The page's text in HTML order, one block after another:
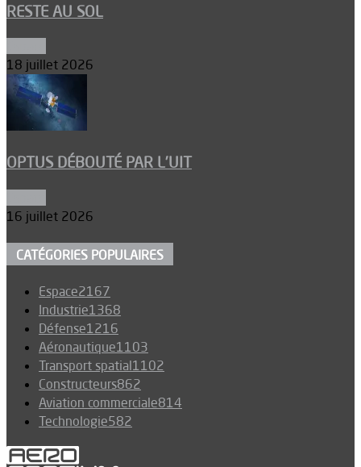
RESTE AU SOL
18 juillet 2026
OPTUS DÉBOUTÉ PAR L’UIT
16 juillet 2026
CATÉGORIES POPULAIRES
Espace2167
Industrie1368
Défense1216
Aéronautique1103
Transport spatial1102
Constructeurs862
Aviation commerciale814
Technologie582